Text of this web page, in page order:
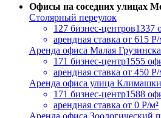
Офисы на соседних улицах
Столярный переулок
127 бизнес-центров1337
арендная ставка от 615 Р/
Аренда офиса Малая
171 бизнес-центр1555
арендная ставка от 450 Р/
Аренда офиса улица
171 бизнес-центр1588
арендная ставка от 0 Р/м²
Аренда офиса Зоологический